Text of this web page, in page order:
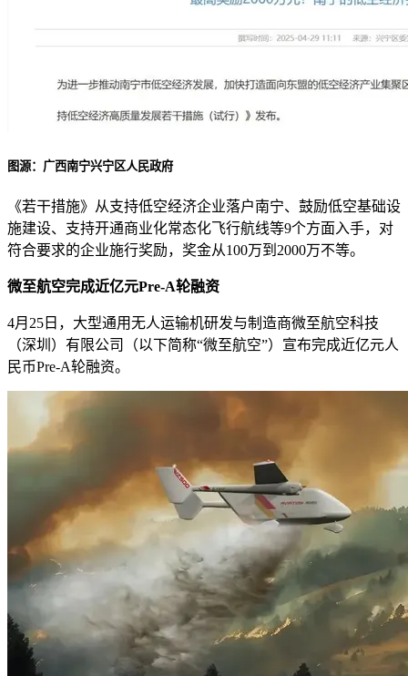
图源：广西南宁兴宁区人民政府
《若干措施》从支持低空经济企业落户南宁、鼓励低空基础设
施建设、支持开通商业化常态化飞行航线等9个方面入手，对
符合要求的企业施行奖励，奖金从100万到2000万不等。
微至航空完成近亿元Pre-A轮融资
4月25日，大型通用无人运输机研发与制造商微至航空科技
（深圳）有限公司（以下简称“微至航空”）宣布完成近亿元人
民币Pre-A轮融资。